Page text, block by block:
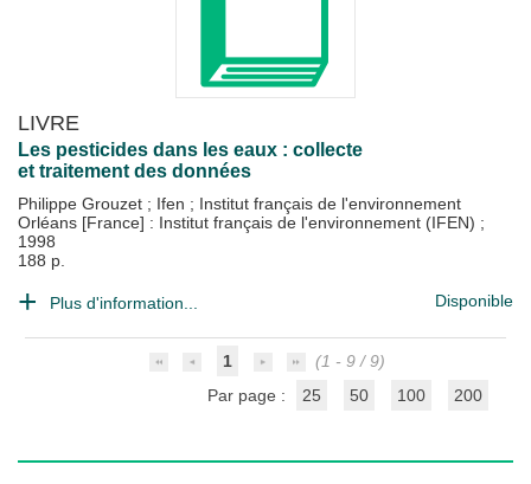
LIVRE
Les pesticides dans les eaux : collecte
et traitement des données
Philippe Grouzet ; Ifen ; Institut français de l'environnement
Orléans [France] : Institut français de l'environnement (IFEN) ;
1998
188 p.
Plus d'information... Disponible
1
(1 - 9 / 9)
Par page :
25 50 100 200